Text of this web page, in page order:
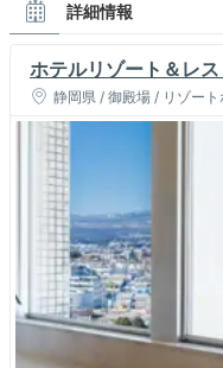
詳細情報
ホテルリゾート＆レ
ッド御殿場
静岡県 / 御殿場 / リゾート